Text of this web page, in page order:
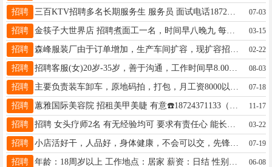
招聘 07-03
招聘 金筷子大世界店 招聘煮面工一名，时间早八晚九 每个月4个半天休息 电话☎️15245519997 03-15
招聘 02-22
招聘 招聘客服(女)20岁-35岁，善于沟通，工作时间早8.00点，晚6点联糸电话:15645551818 08-03
招聘 07-18
招聘 11-17
招聘 03-22
招聘 小店活好干，人品好，身体健康，不会可以交，先锋镇13763789875 07-19
招聘 06-08